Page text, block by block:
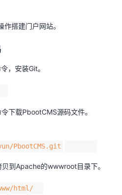
搭建门户网站。
，安装Git。
下载PbootCMS源码文件。
PbootCMS.git
贝到Apache的wwwroot目录下。
html/